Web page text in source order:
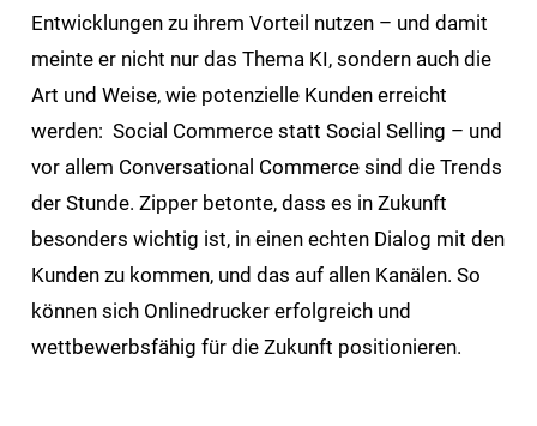
Entwicklungen zu ihrem Vorteil nutzen – und damit
meinte er nicht nur das Thema KI, sondern auch die
Art und Weise, wie potenzielle Kunden erreicht
werden: Social Commerce statt Social Selling – und
vor allem Conversational Commerce sind die Trends
der Stunde. Zipper betonte, dass es in Zukunft
besonders wichtig ist, in einen echten Dialog mit den
Kunden zu kommen, und das auf allen Kanälen. So
können sich Onlinedrucker erfolgreich und
wettbewerbsfähig für die Zukunft positionieren.